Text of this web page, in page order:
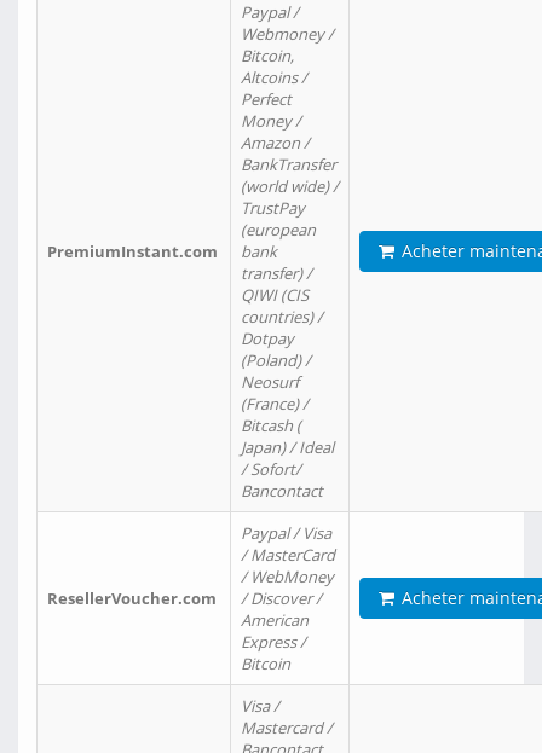
PremiumInstant.com
Paypal /
Webmoney /
Bitcoin,
Altcoins /
Perfect
Money /
Amazon /
BankTransfer
(world wide) /
TrustPay
(european
bank
transfer) /
QIWI (CIS
countries) /
Dotpay
(Poland) /
Neosurf
(France) /
Bitcash (
Japan) / Ideal
/ Sofort/
Bancontact
Acheter
ResellerVoucher.com
Paypal / Visa
/ MasterCard
/ WebMoney
/ Discover /
American
Express /
Bitcoin
Acheter
Visa /
Mastercard /